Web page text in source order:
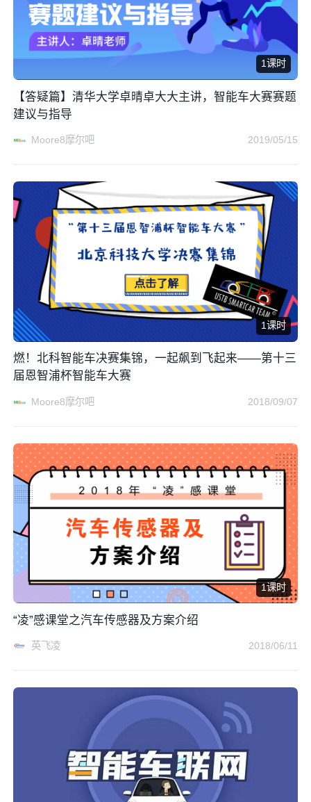
1课时
【答疑篇】清华大学卓晴卓大大主讲，智能车大赛赛题
建议与指导
Moore8摩尔吧 2019/05/15
1课时
燃！北科智能车决赛集锦，一起飙到飞起来——第十三
届恩智浦杯智能车大赛
Moore8摩尔吧 2018/09/07
1课时
“凌”感课堂之汽车传感器及方案介绍
英飞凌 2018/06/11